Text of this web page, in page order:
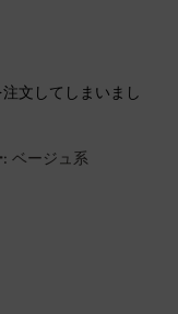
文してしまいまし
ベージュ系